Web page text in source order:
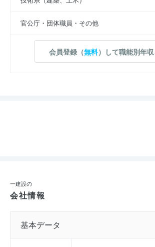
官公庁・団体職員・その他
会員登録（無料）して職能別年
一建設の
会社情報
基本データ